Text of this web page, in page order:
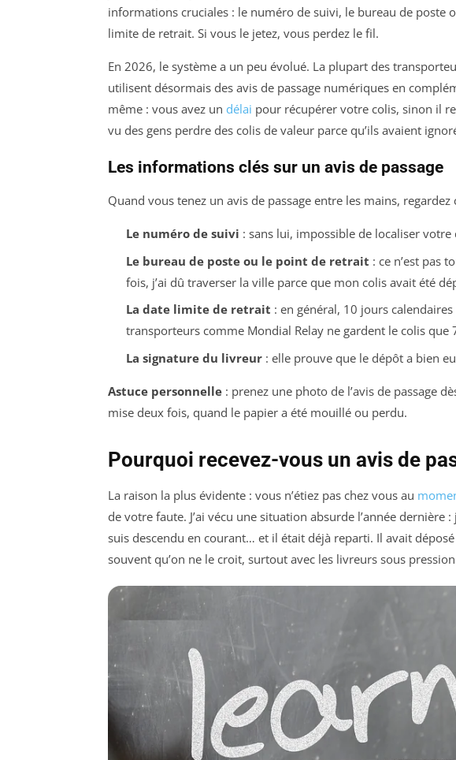
informations cruciales : le numéro de suivi, le bureau de poste
limite de retrait. Si vous le jetez, vous perdez le fil.
En 2026, le système a un peu évolué. La plupart des
utilisent désormais des avis de passage numériques en
même : vous avez un délai pour récupérer votre colis, sinon il
vu des gens perdre des colis de valeur parce qu’ils avaient
Les informations clés sur un avis de passage
Quand vous tenez un avis de passage entre les mains,
Le numéro de suivi : sans lui, impossible de localiser votre
Le bureau de poste ou le point de retrait : ce n’est pas
fois, j’ai dû traverser la ville parce que mon colis avait été
La date limite de retrait : en général, 10 jours
transporteurs comme Mondial Relay ne gardent le colis que
La signature du livreur: elle prouve que le dépôt a bien
Astuce personnelle : prenez une photo de l’avis de passage
mise deux fois, quand le papier a été mouillé ou perdu.
Pourquoi recevez-vous un avis de
La raison la plus évidente : vous n’étiez pas chez vous au
de votre faute. J’ai vécu une situation absurde l’année dernière
suis descendu en courant… et il était déjà reparti. Il avait
souvent qu’on ne le croit, surtout avec les livreurs sous